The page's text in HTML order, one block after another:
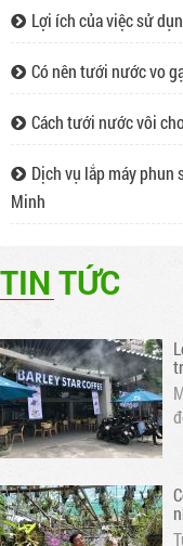
Lợi ích của việc sử
Có nên tưới nước vo
Cách tưới nước vôi
Dịch vụ lắp máy
Minh
TIN TỨC